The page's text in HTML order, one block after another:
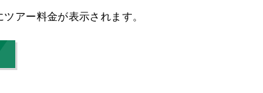
アー料金が表示されます。